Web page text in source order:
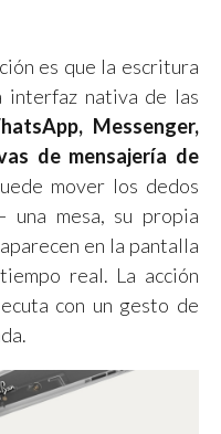
es que la escritura
interfaz nativa de las
Messenger,
de mensajería de
mover los dedos
una mesa, su propia
en la pantalla
real. La acción
con un gesto de